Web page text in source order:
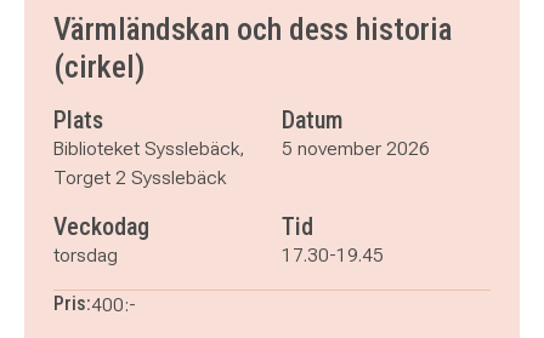
torsdag 19 november 2026
klockan 17.30–19.45
torsdag 26 november 2026klockan 17.30–19.45
Värmländskan och dess historia
(cirkel)
Plats
Biblioteket Sysslebäck,
Torget 2 Sysslebäck
Datum
5 november 2026
Veckodag
torsdag
Tid
17.30-19.45
Pris:400:-